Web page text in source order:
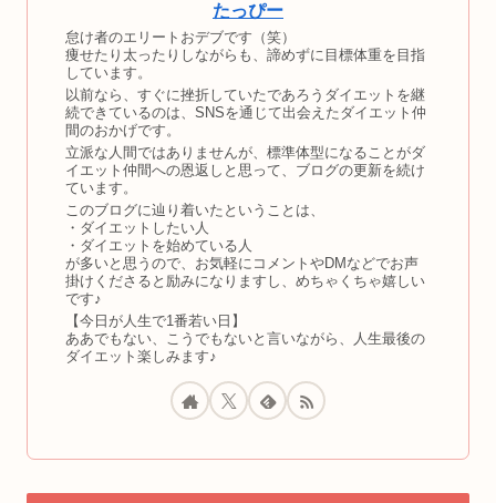
たっぴー
怠け者のエリートおデブです（笑）
痩せたり太ったりしながらも、諦めずに目標体重を目指
しています。
以前なら、すぐに挫折していたであろうダイエットを継
続できているのは、SNSを通じて出会えたダイエット仲
間のおかげです。
立派な人間ではありませんが、標準体型になることがダ
イエット仲間への恩返しと思って、ブログの更新を続け
ています。
このブログに辿り着いたということは、
・ダイエットしたい人
・ダイエットを始めている人
が多いと思うので、お気軽にコメントやDMなどでお声
掛けくださると励みになりますし、めちゃくちゃ嬉しい
です♪
【今日が人生で1番若い日】
ああでもない、こうでもないと言いながら、人生最後の
ダイエット楽しみます♪